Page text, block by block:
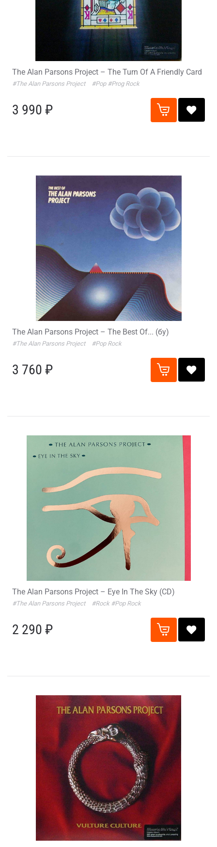
The Alan Parsons Project – The Turn Of A Friendly Card
#The Alan Parsons Project #Pop #Prog Rock
3 990 ₽
The Alan Parsons Project – The Best Of... (бу)
#The Alan Parsons Project #Pop Rock
3 760 ₽
The Alan Parsons Project – Eye In The Sky (CD)
#The Alan Parsons Project #Rock #Pop Rock
2 290 ₽